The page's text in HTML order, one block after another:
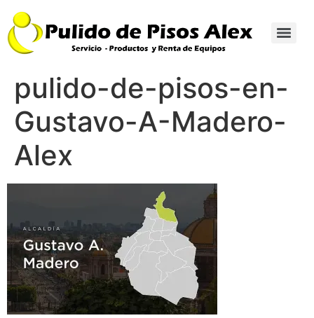
pulido-de-pisos-en-
Gustavo-A-Madero-
Alex